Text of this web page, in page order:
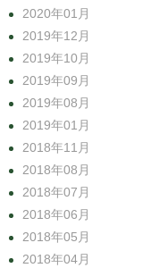
2020年01月
2019年12月
2019年10月
2019年09月
2019年08月
2019年01月
2018年11月
2018年08月
2018年07月
2018年06月
2018年05月
2018年04月